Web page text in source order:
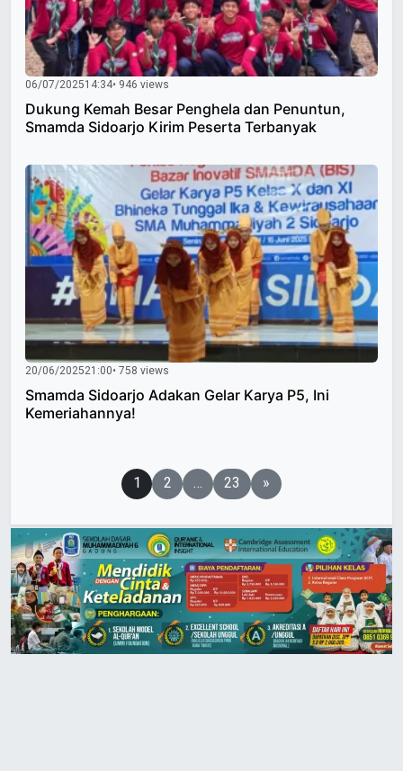
06/07/202514:34• 946 views
Dukung Kemah Besar Penghela dan Penuntun,
Smamda Sidoarjo Kirim Peserta Terbanyak
20/06/202521:00• 758 views
Smamda Sidoarjo Adakan Gelar Karya P5, Ini
Kemeriahannya!
1 2 … 23 »